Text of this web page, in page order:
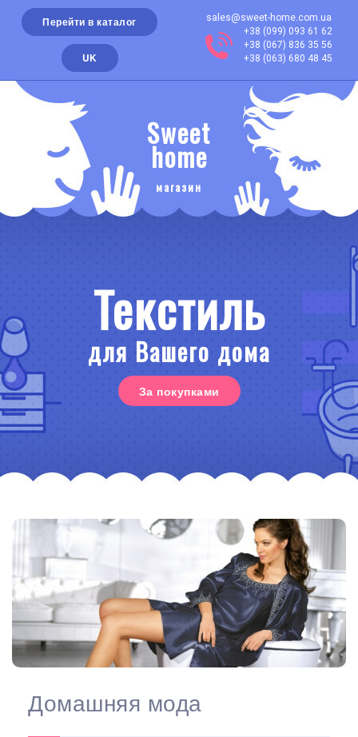
Перейти в каталог
UK
sales@sweet-home.com.ua
+38 (099) 093 61 62
+38 (067) 836 35 56
+38 (063) 680 48 45
Sweet
home
магазин
Текстиль
для Вашего дома
За покупками
Домашняя мода